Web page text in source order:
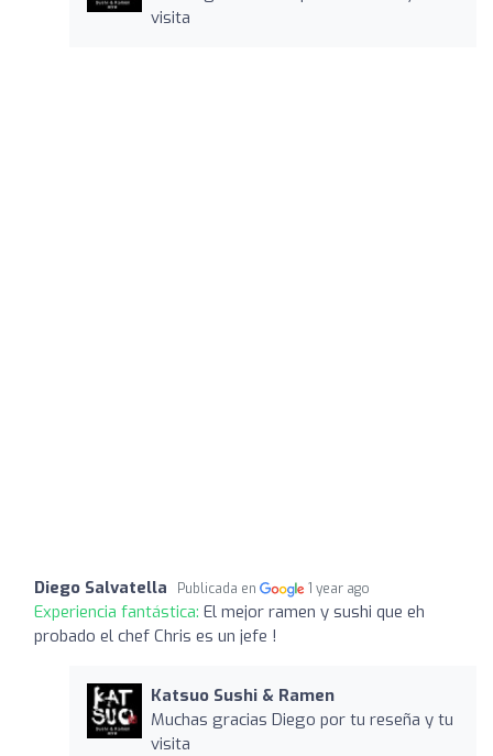
visita
Diego Salvatella Publicada en 1 year ago
Experiencia fantástica: El mejor ramen y sushi que eh
probado el chef Chris es un jefe !
Katsuo Sushi & Ramen
Muchas gracias Diego por tu reseña y tu
visita